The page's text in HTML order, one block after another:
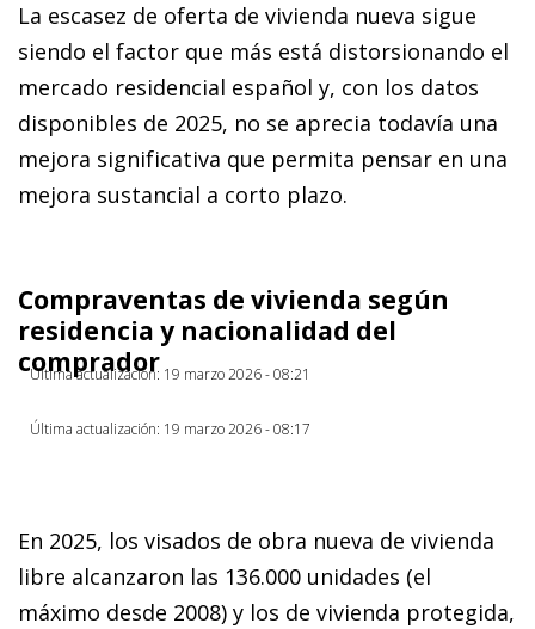
La escasez de oferta de vivienda nueva sigue
siendo el factor que más está distorsionando el
mercado residencial español y, con los datos
disponibles de 2025, no se aprecia todavía una
mejora significativa que permita pensar en una
mejora sustancial a corto plazo.
Compraventas de vivienda según
residencia y nacionalidad del
comprador
Última actualización: 19 marzo 2026 - 08:21
Última actualización: 19 marzo 2026 - 08:17
En 2025, los visados de obra nueva de vivienda
libre alcanzaron las 136.000 unidades (el
máximo desde 2008) y los de vivienda protegida,